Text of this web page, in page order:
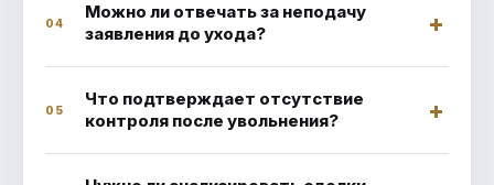
04
Можно ли отвечать за неподачу
заявления до ухода?
05
Что подтверждает отсутствие
контроля после увольнения?